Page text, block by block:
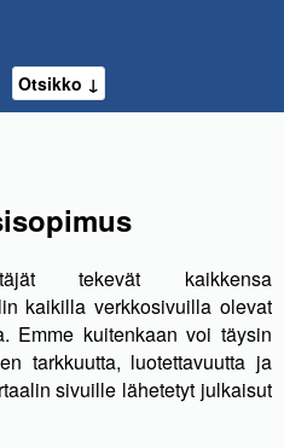
Otsikko
tekevät kaikkensa
kaikilla verkkosivuilla olevat
Emme kuitenkaan voi täysin
tarkkuutta, luotettavuutta ja
sivuille lähetetyt julkaisut